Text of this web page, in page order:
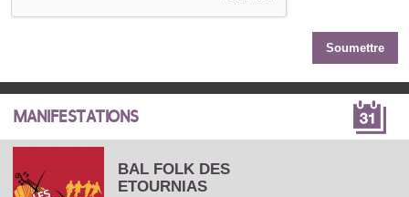
MANIFESTATIONS
BAL FOLK DES
ETOURNIAS